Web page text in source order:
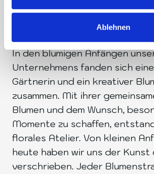
Ablehnen
Leidenschaft.
In den blumigen Anfängen
Unternehmens fanden sich
Gärtnerin und ein kreativer
zusammen. Mit ihrer
Blumen und dem Wunsch,
Momente zu schaffen,
florales Atelier. Von kleinen
heute haben wir uns der
verschrieben. Jeder